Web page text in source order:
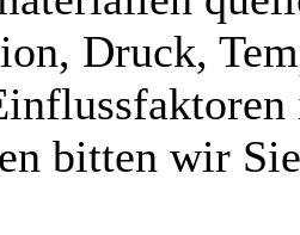
Druck,
bitten wir